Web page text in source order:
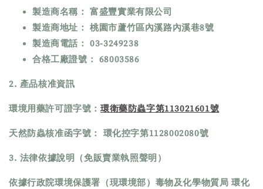
製造商名稱： 富盛豐實業有限公司
製造商地址： 桃園市蘆竹區內溪路內溪巷8號
製造商電話： 03-3249238
合格工廠證號： 68003586
2. 產品核准資訊
環境用藥許可證字號： 環衛藥防蟲字第113021601號
天然防蟲核准函字號： 環化控字第1128002080號
3. 法律依據說明（免販賣業執照聲明）
依據行政院環境保護署（現環境部）毒物及化學物質局 環化